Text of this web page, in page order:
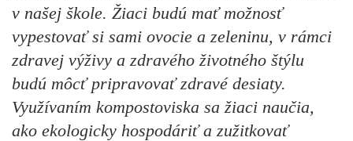
v našej škole. Žiaci budú mať možnosť
vypestovať si sami ovocie a zeleninu, v rámci
zdravej výživy a zdravého životného štýlu
budú môcť pripravovať zdravé desiaty.
Využívaním kompostoviska sa žiaci naučia,
ako ekologicky hospodáriť a zužitkovať